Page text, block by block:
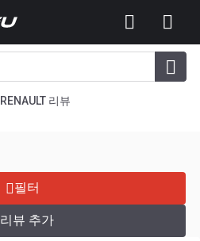
RENAULT 리뷰
필터
리뷰 추가